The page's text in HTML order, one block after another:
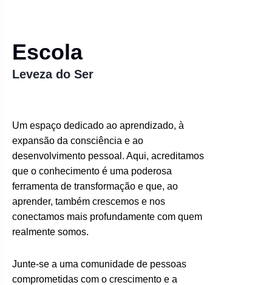
Escola
Leveza do Ser
Um espaço dedicado ao aprendizado, à
expansão da consciência e ao
desenvolvimento pessoal. Aqui, acreditamos
que o conhecimento é uma poderosa
ferramenta de transformação e que, ao
aprender, também crescemos e nos
conectamos mais profundamente com quem
realmente somos.
Junte-se a uma comunidade de pessoas
comprometidas com o crescimento e a